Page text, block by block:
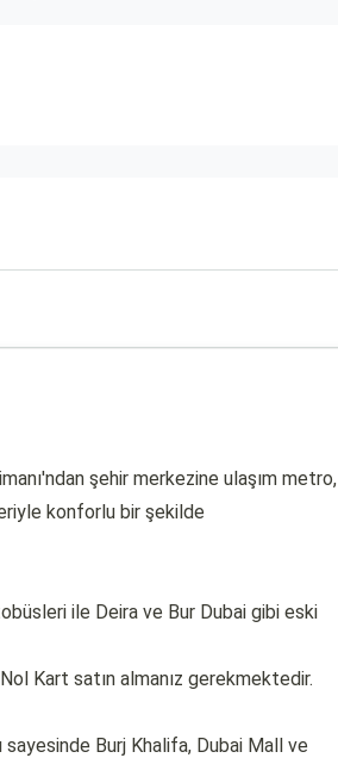
şehir merkezine ulaşım metro,
konforlu bir şekilde
ile Deira ve Bur Dubai gibi eski
Kart satın almanız gerekmektedir.
Burj Khalifa, Dubai Mall ve